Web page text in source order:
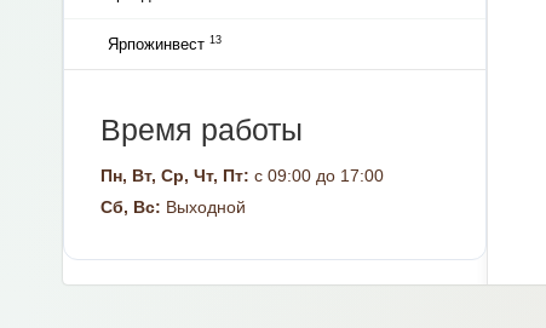
Ярпожинвест 13
Время работы
Пн, Вт, Ср, Чт, Пт: с 09:00 до 17:00
Сб, Вс: Выходной